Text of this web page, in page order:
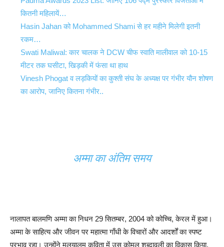
कितनी महिलायें…
Hasin Jahan को Mohammed Shami से हर महीने मिलेगी इतनी
रकम…
Swati Maliwal: कार चालक ने DCW चीफ स्वाति मालीवाल को 10-15
मीटर तक घसीटा, खिड़की में फंसा था हाथ
Vinesh Phogat व लड़कियों का कुश्ती संघ के अध्यक्ष पर गंभीर यौन शोषण
का आरोप, जानिए कितना गंभीर..
अम्मा का अंतिम समय
नालापत बालमणि अम्मा का निधन 29 सितम्बर, 2004 को कोच्चि, केरल में हुआ।
अम्मा के साहित्य और जीवन पर महात्मा गाँधी के विचारों और आदर्शों का स्पष्ट
प्रभाव रहा। उन्होंने मलयालम कविता में उस कोमल शब्दावली का विकास किया,